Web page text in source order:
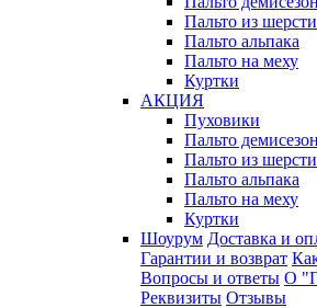
Пальто из шерсти
Пальто альпака
Пальто на меху
Куртки
АКЦИЯ
Пуховики
Пальто
Пальто из шерсти
Пальто альпака
Пальто на меху
Куртки
Шоурум Доставка и
Гарантии и возврат
Вопросы и ответы О
Реквизиты Отзывы